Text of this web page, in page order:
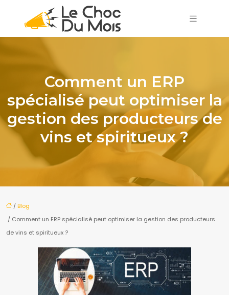
Comment un ERP
spécialisé peut optimiser la
gestion des producteurs de
vins et spiritueux ?
/Blog
/ Comment un ERP spécialisé peut optimiser la gestion des producteurs
de vins et spiritueux ?